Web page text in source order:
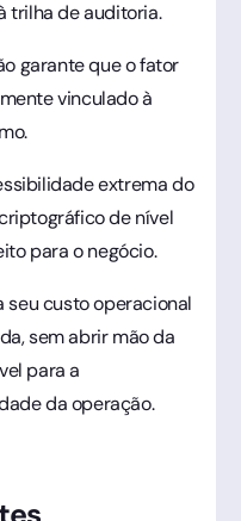
trilha de auditoria.
garante que o fator
vinculado à
extrema do
de nível
para o negócio.
custo operacional
sem abrir mão da
para a
da operação.